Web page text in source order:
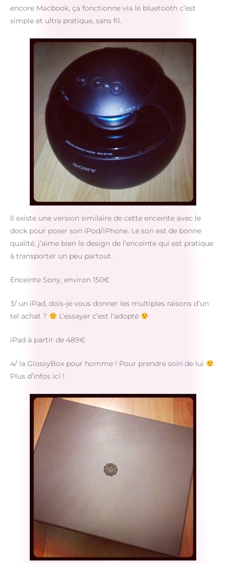
encore Macbook, ça fonctionne via le bluetooth c’est
simple et ultra pratique, sans fil.
Il existe une version similaire de cette enceinte avec le
dock pour poser son iPod/iPhone. Le son est de bonne
qualité, j’aime bien le design de l’enceinte qui est pratique
à transporter un peu partout.
Enceinte Sony, environ 150€
3/ un iPad, dois-je vous donner les multiples raisons d’un
tel achat ?
L’essayer c’est l’adopté
iPad à partir de 489€
4/ la GlossyBox pour homme ! Pour prendre soin de lui
Plus d’infos ici !